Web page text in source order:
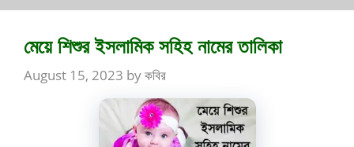
মেয়ে শিশুর ইসলামিক সহিহ নামের তালিকা
August 15, 2023 byকবির